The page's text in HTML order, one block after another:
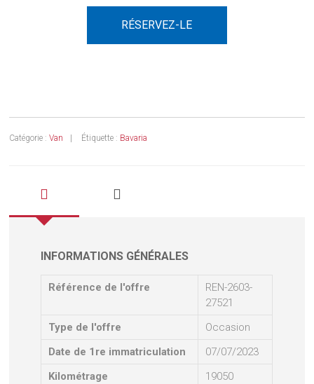
RÉSERVEZ-LE
Catégorie :Van Étiquette : Bavaria
INFORMATIONS GÉNÉRALES
Référence de l'offre
REN-2603-
27521
Type de l'offre
Occasion
Date de 1re immatriculation
07/07/2023
Kilométrage
19050